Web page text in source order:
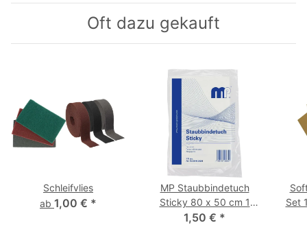
Oft dazu gekauft
Schleifvlies
ab 1,00 € *
MP Staubbindetuch
Sticky 80 x 50 cm 1
Stück
1,50 € *
Set